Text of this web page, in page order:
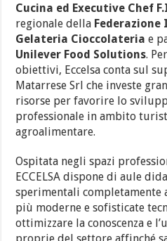
Cucina ed Executive Chef
regionale della
Gelateria Cioccolateria e
Unilever Food Solutions.
obiettivi, Eccelsa conta sul
Matarrese Srl che investe
risorse per favorire lo
professionale in ambito
agroalimentare.
Ospitata negli spazi
ECCELSA dispone di aule
sperimentali
più moderne e sofisticate
ottimizzare la conoscenza e